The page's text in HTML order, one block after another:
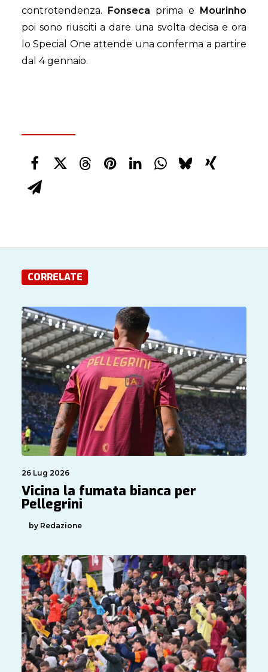
controtendenza. Fonseca prima e Mourinho
poi sono riusciti a dare una svolta decisa e ora
lo Special One attende una conferma a partire
dal 4 gennaio.
CORRELATE
26 Lug 2026
Vicina la fumata bianca per
Pellegrini
by Redazione